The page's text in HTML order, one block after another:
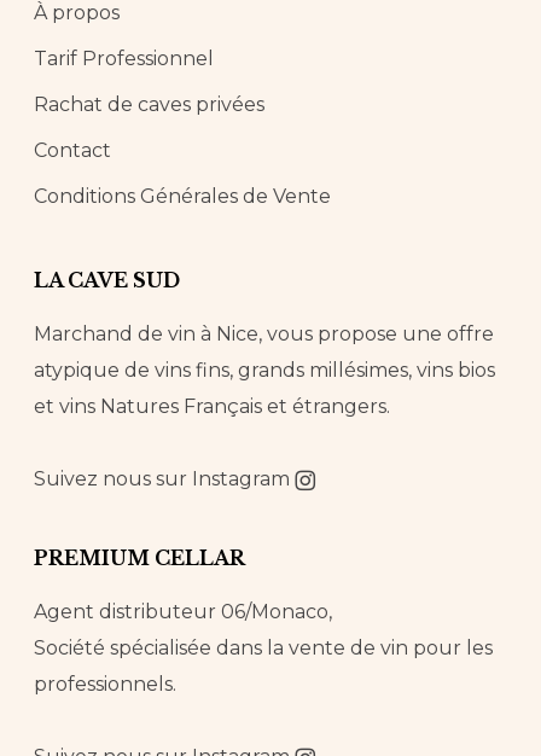
À propos
Tarif Professionnel
Rachat de caves privées
Contact
Conditions Générales de Vente
LA CAVE SUD
Marchand de vin à Nice, vous propose une offre
atypique de vins fins, grands millésimes, vins bios
et vins Natures Français et étrangers.
Suivez nous sur Instagram
PREMIUM CELLAR
Agent distributeur 06/Monaco,
Société spécialisée dans la vente de vin pour les
professionnels.